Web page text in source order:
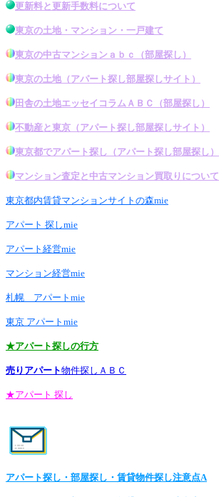
更新料と更新手数料について
東京の土地・マンション・一戸建て
東京の中古マンション ａｂｃ（部屋探し ）
東京の土地（アパート探し部屋探しサイト）
田舎の土地エッセイコラムＡＢＣ（部屋探し ）
不動産と東京 （アパート探し部屋探しサイト）
東京都でアパート探し （アパート探し部屋探し ）
マンション査定と中古マンション買取りについて
東京都内賃貸マンションサイトの森mie
アパート 探しmie
アパート経営mie
マンション経営mie
札幌 アパートmie
東京 アパートmie
★アパート探しの行方
売りアパート物件探しＡＢＣ
★アパート 探し
アパート探し・部屋探し・賃貸物件探し注意点A